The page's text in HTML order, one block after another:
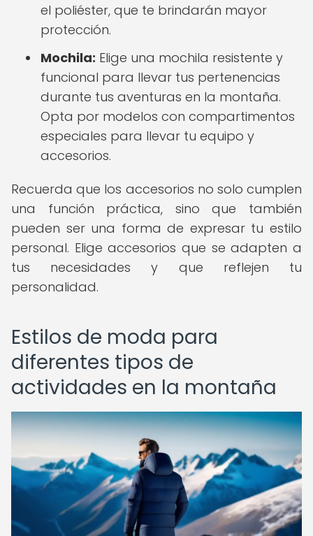
el poliéster, que te brindarán mayor
protección.
Mochila: Elige una mochila resistente y
funcional para llevar tus pertenencias
durante tus aventuras en la montaña.
Opta por modelos con compartimentos
especiales para llevar tu equipo y
accesorios.
Recuerda que los accesorios no solo cumplen
una función práctica, sino que también
pueden ser una forma de expresar tu estilo
personal. Elige accesorios que se adapten a
tus necesidades y que reflejen tu
personalidad.
Estilos de moda para
diferentes tipos de
actividades en la montaña